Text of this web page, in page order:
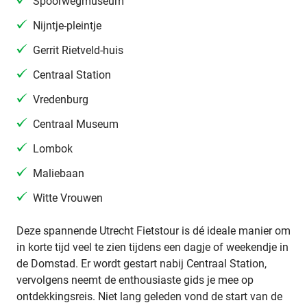
Nijntje-pleintje
Gerrit Rietveld-huis
Centraal Station
Vredenburg
Centraal Museum
Lombok
Maliebaan
Witte Vrouwen
Deze spannende Utrecht Fietstour is dé ideale manier om
in korte tijd veel te zien tijdens een dagje of weekendje in
de Domstad. Er wordt gestart nabij Centraal Station,
vervolgens neemt de enthousiaste gids je mee op
ontdekkingsreis. Niet lang geleden vond de start van de